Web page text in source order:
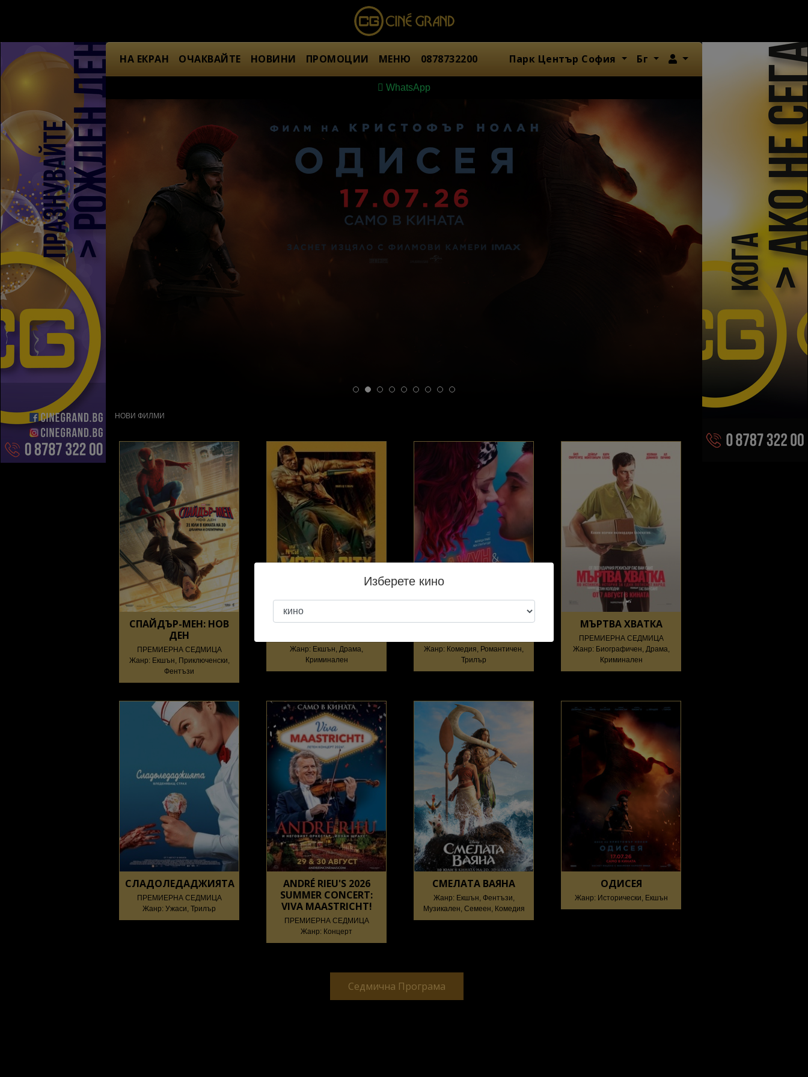
НА ЕКРАН ОЧАКВАЙТЕ НОВИНИ ПРОМОЦИИ МЕНЮ 0878732200 Парк Център София Бг Член
WhatsApp
НОВИ ФИЛМИ
СПАЙДЪР-МЕН: НОВ
ДЕН
ПРЕМИЕРНА СЕДМИЦА
Жанр: Екшън, Приключенски,
Фентъзи
MOTOR CITY
Жанр: Екшън, Драма,
Криминален
ДЖУН И ДЖОН
Жанр: Комедия, Романтичен,
Трилър
МЪРТВА ХВАТКА
ПРЕМИЕРНА СЕДМИЦА
Жанр: Биографичен, Драма,
Криминален
СЛАДОЛЕДАДЖИЯТА
ПРЕМИЕРНА СЕДМИЦА
Жанр: Ужаси, Трилър
ANDRÉ RIEU'S 2026
SUMMER CONCERT:
VIVA MAASTRICHT!
ПРЕМИЕРНА СЕДМИЦА
Жанр: Концерт
СМЕЛАТА ВАЯНА
Жанр: Екшън, Фентъзи,
Музикален, Семеен, Комедия
ОДИСЕЯ
Жанр: Исторически, Екшън
Седмична Програма
Изберете кино